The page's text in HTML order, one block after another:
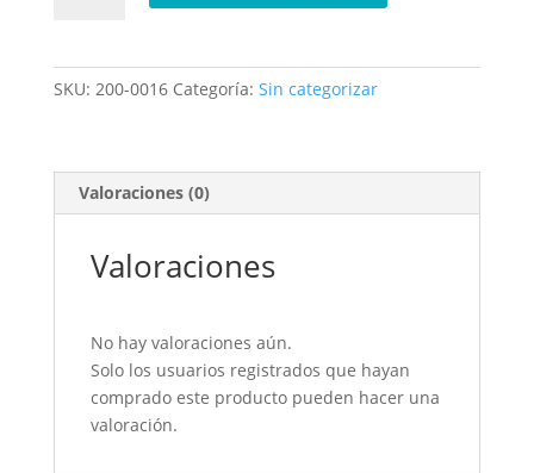
SKU: 200-0016 Categoría: Sin categorizar
Valoraciones (0)
Valoraciones
No hay valoraciones aún.
Solo los usuarios registrados que hayan
comprado este producto pueden hacer una
valoración.